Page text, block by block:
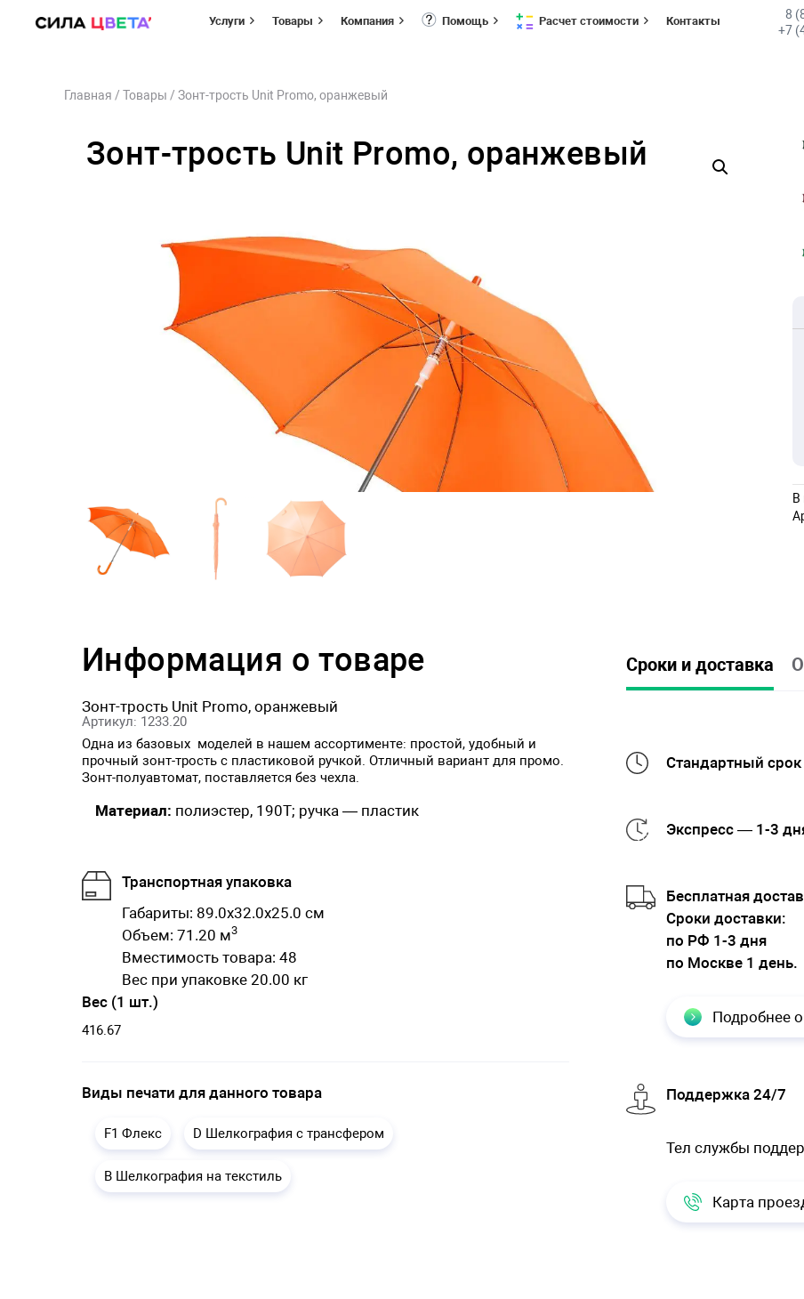
Услуги Товары Компания Помощь Расчет стоимости Контакты
8
+7
Главная / Товары / Зонт-трость Unit Promo, оранжевый
Зонт-трость Unit Promo, оранжевый
В
Информация о товаре
Зонт-трость Unit Promo, оранжевый
Артикул: 1233.20
Одна из базовых моделей в нашем ассортименте: простой, удобный и
прочный зонт-трость с пластиковой ручкой. Отличный вариант для промо.
Зонт-полуавтомат, поставляется без чехла.
Материал: полиэстер, 190T; ручка — пластик
Транспортная упаковка
Габариты: 89.0x32.0x25.0 см
Объем: 71.20 м3
Вместимость товара: 48
Вес при упаковке 20.00 кг
Вес (1 шт.)
416.67
Виды печати для данного товара
F1 Флекс D Шелкография с трансфером
B Шелкография на текстиль
Сроки и доставка
Стандартный срок
Экспресс — 1-3
Бесплатная
Cроки доставки:
по РФ 1-3 дня
по Москве 1 день.
Подробнее
Поддержка 24/7
Тел службы
Карта